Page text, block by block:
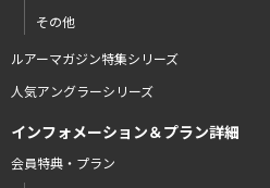
その他
ルアーマガジン特集シリーズ
人気アングラーシリーズ
インフォメーション＆プラン詳細
会員特典・プラン